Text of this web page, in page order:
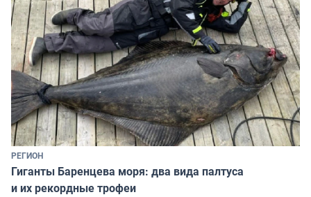
РЕГИОН
Гиганты Баренцева моря: два вида палтуса
и их рекордные трофеи